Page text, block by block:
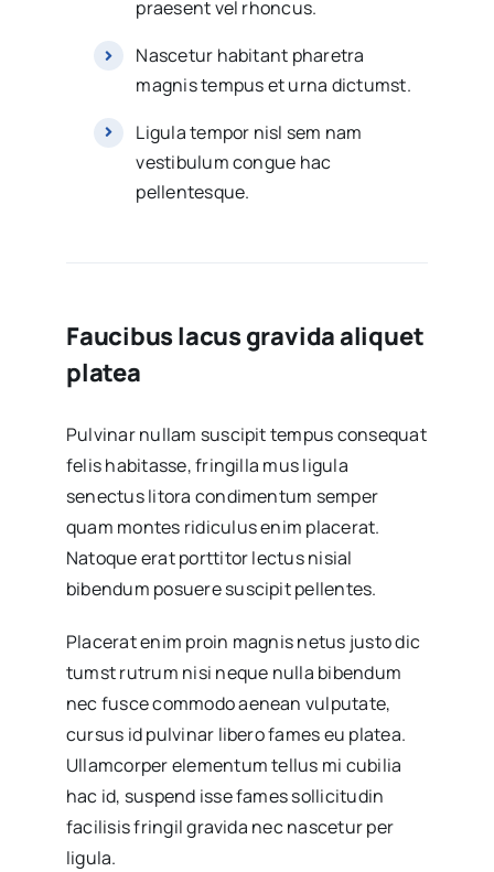
praesent vel rhoncus.
Nascetur habitant pharetra
magnis tempus et urna dictumst.
Ligula tempor nisl sem nam
vestibulum congue hac
pellentesque.
Faucibus lacus gravida aliquet
platea
Pulvinar nullam suscipit tempus consequat
felis habitasse, fringilla mus ligula
senectus litora condimentum semper
quam montes ridiculus enim placerat.
Natoque erat porttitor lectus nisial
bibendum posuere suscipit pellentes.
Placerat enim proin magnis netus justo dic
tumst rutrum nisi neque nulla bibendum
nec fusce commodo aenean vulputate,
cursus id pulvinar libero fames eu platea.
Ullamcorper elementum tellus mi cubilia
hac id, suspend isse fames sollicitudin
facilisis fringil gravida nec nascetur per
ligula.